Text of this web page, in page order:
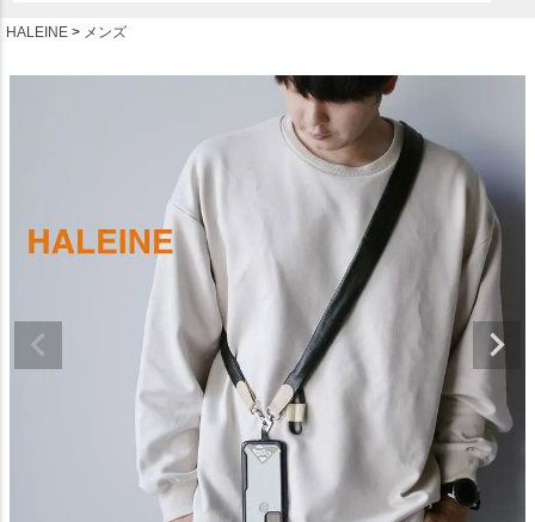
HALEINE メンズ